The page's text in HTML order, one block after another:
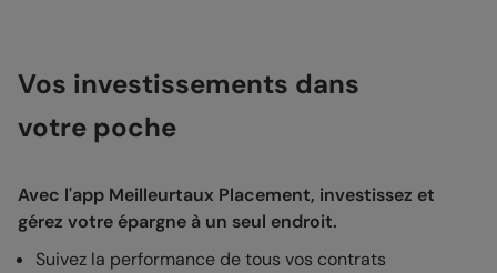
Vos investissements dans
votre poche
Avec l'app Meilleurtaux Placement, investissez et
gérez votre épargne à un seul endroit.
Suivez la performance de tous vos contrats